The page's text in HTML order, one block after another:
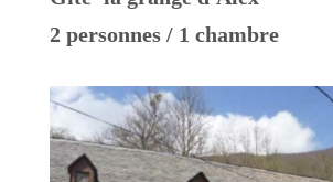
2 personnes / 1 chambre